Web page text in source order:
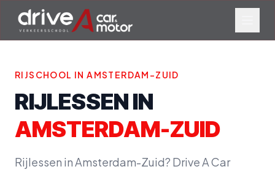
RIJSCHOOL INAMSTERDAM-ZUID
RIJLESSEN IN
AMSTERDAM-ZUID
Rijlessen in Amsterdam-Zuid? Drive A Car